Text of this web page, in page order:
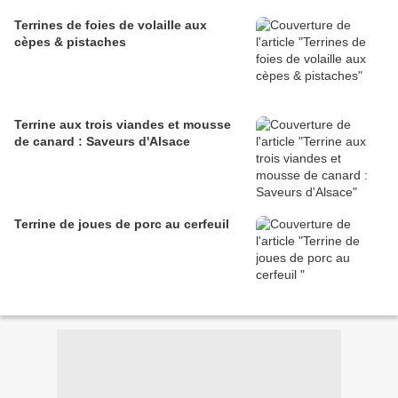
Terrines de foies de volaille aux
cèpes & pistaches
Terrine aux trois viandes et mousse
de canard : Saveurs d'Alsace
Terrine de joues de porc au cerfeuil